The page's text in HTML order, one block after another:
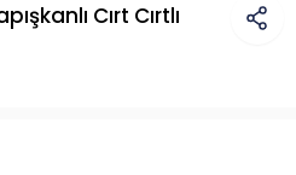
Cırt Cırtlı